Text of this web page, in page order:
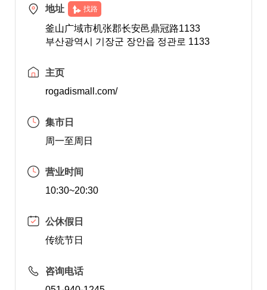
地址 找路
釜山广域市机张郡长安邑鼎冠路1133
부산광역시 기장군 장안읍 정관로 1133
主页
rogadismall.com/
集市日
周一至周日
营业时间
10:30~20:30
公休假日
传统节日
咨询电话